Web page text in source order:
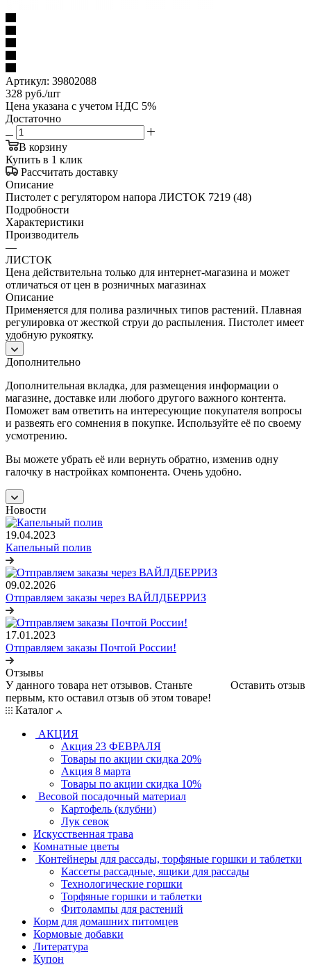
Артикул: 39802088
328 руб./шт
Цена указана с учетом НДС 5%
Достаточно
В корзину
Купить в 1 клик
Рассчитать доставку
Описание
Пистолет с регулятором напора ЛИСТОК 7219 (48)
Подробности
Характеристики
Производитель
—
ЛИСТОК
Цена действительна только для интернет-магазина и может
отличаться от цен в розничных магазинах
Описание
Применяется для полива различных типов растений. Плавная
регулировка от жесткой струи до распыления. Пистолет имеет
удобную рукоятку.
Дополнительно
Дополнительная вкладка, для размещения информации о
магазине, доставке или любого другого важного контента.
Поможет вам ответить на интересующие покупателя вопросы
и развеять его сомнения в покупке. Используйте её по своему
усмотрению.
Вы можете убрать её или вернуть обратно, изменив одну
галочку в настройках компонента. Очень удобно.
Новости
19.04.2023
Капельный полив
09.02.2026
Отправляем заказы через ВАЙЛДБЕРРИЗ
17.01.2023
Отправляем заказы Почтой России!
Отзывы
Оставить отзыв
У данного товара нет отзывов. Станьте
первым, кто оставил отзыв об этом товаре!
Каталог
АКЦИЯ
Акция 23 ФЕВРАЛЯ
Товары по акции скидка 20%
Акция 8 марта
Товары по акции скидка 10%
Весовой посадочный материал
Картофель (клубни)
Лук севок
Искусственная трава
Комнатные цветы
Контейнеры для рассады, торфяные горшки и таблетки
Кассеты рассадные, ящики для рассады
Технологические горшки
Торфяные горшки и таблетки
Фитолампы для растений
Корм для домашних питомцев
Кормовые добавки
Литература
Купон